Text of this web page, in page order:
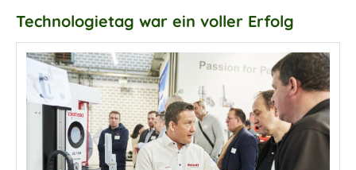
Technologietag war ein voller Erfolg